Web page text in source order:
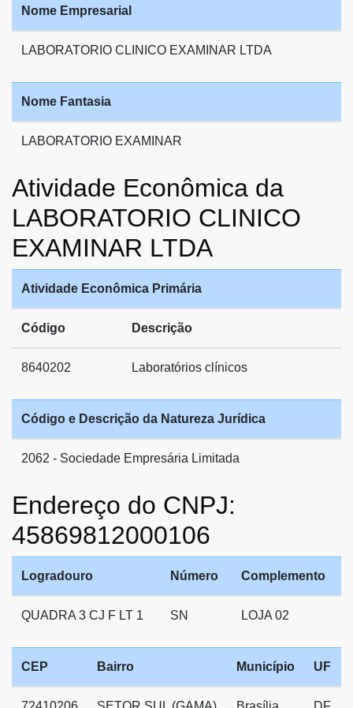
Nome Empresarial
LABORATORIO CLINICO EXAMINAR LTDA
Nome Fantasia
LABORATORIO EXAMINAR
Atividade Econômica da
LABORATORIO CLINICO
EXAMINAR LTDA
Atividade Econômica Primária
Código Descrição
8640202 Laboratórios clínicos
Código e Descrição da Natureza Jurídica
2062 - Sociedade Empresária Limitada
Endereço do CNPJ:
45869812000106
Logradouro Número Complemento
QUADRA 3 CJ F LT 1 SN LOJA 02
CEP Bairro Município UF